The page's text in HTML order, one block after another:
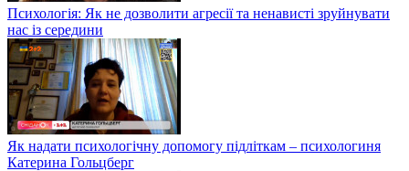
Психологія: Як не дозволити агресії та ненависті зруйнувати
нас із середини
Як надати психологічну допомогу підліткам – психологиня
Катерина Гольцберг